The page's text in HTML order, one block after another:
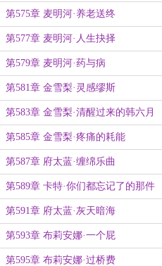
南……1
第575章 麦明河·养老送终
第577章 麦明河·人生抉择
第579章 麦明河·药与病
第581章 金雪梨·灵感缪斯
第583章 金雪梨·清醒过来的韩六月
第585章 金雪梨·疼痛的耗能
第587章 府太蓝·缠绵乐曲
第589章 卡特·你们都忘记了的那件
事
第591章 府太蓝·灰天暗海
第593章 布莉安娜·一个屁
第595章 布莉安娜·过桥费